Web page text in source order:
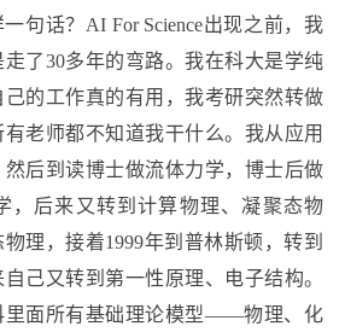
句话？AI For Science出现之前，我
了30多年的弯路。我在科大是学纯
的工作真的有用，我考研突然转做
老师都不知道我干什么。我从应用
后到读博士做流体力学，博士后做
，后来又转到计算物理、凝聚态物
理，接着1999年到普林斯顿，转到
己又转到第一性原理、电子结构。
里面所有基础理论模型——物理、化